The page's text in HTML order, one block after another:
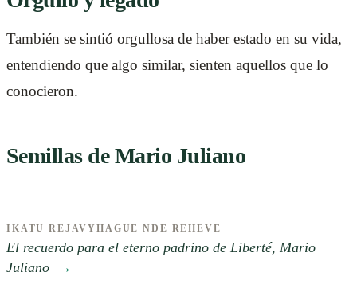
También se sintió orgullosa de haber estado en su vida,
entendiendo que algo similar, sienten aquellos que lo
conocieron.
Semillas de Mario Juliano
IKATU REJAVYHAGUE NDE REHEVE
El recuerdo para el eterno padrino de Liberté, Mario
Juliano
→